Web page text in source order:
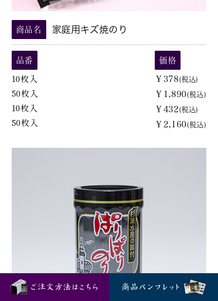
商品名 家庭用キズ焼のり
品番
10枚入
50枚入
10枚入
50枚入
価格
￥378 (税込)
￥1,890 (税込)
￥432 (税込)
￥2,160 (税込)
ご注文方法はこちら 商品パンフレット